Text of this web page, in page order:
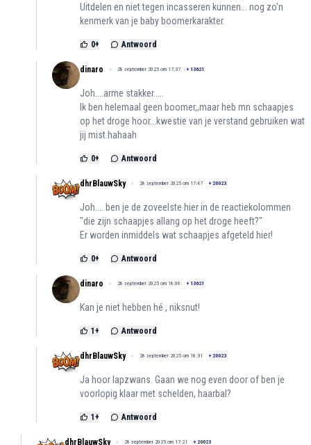
Uitdelen en niet tegen incasseren kunnen... nog zo'n
kenmerk van je baby boomerkarakter.
0+ Antwoord
dinaro 28 september 2025 om 17:37 + 13621
Joh....arme stakker.....
Ik ben helemaal geen boomer,,maar heb mn schaapjes
op het droge hoor...kwestie van je verstand gebruiken wat
jij mist.hahaah
0+ Antwoord
dhrBlauwSky 28 september 2025 om 17:47 + 20023
Joh.... ben je de zoveelste hier in de reactiekolommen
"die zijn schaapjes allang op het droge heeft?"
Er worden inmiddels wat schaapjes afgeteld hier!
0+ Antwoord
dinaro 28 september 2025 om 18:06 + 13621
Kan je niet hebben hé , niksnut!
1+ Antwoord
dhrBlauwSky 28 september 2025 om 18:31 + 20023
Ja hoor lapzwans. Gaan we nog even door of ben je
voorlopig klaar met schelden, haarbal?
1+ Antwoord
dhrBlauwSky 28 september 2025 om 17:21 + 20023